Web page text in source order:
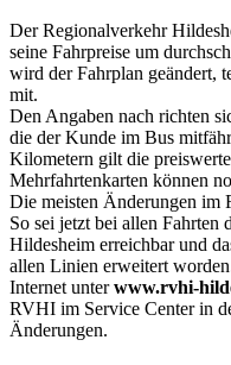
Der Regionalverkehr
seine Fahrpreise um
wird der Fahrplan geändert,
mit.
Den Angaben nach richten
die der Kunde im Bus
Kilometern gilt die
Mehrfahrtenkarten können
Die meisten Änderungen im
So sei jetzt bei allen
Hildesheim erreichbar und
allen Linien erweitert
Internet unterwww.rvhi-
RVHI im Service Center in
Änderungen.